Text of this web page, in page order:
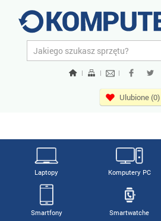
| | |
Ulubione (0)
Laptopy Komputery PC
Smartfony Smartwatche